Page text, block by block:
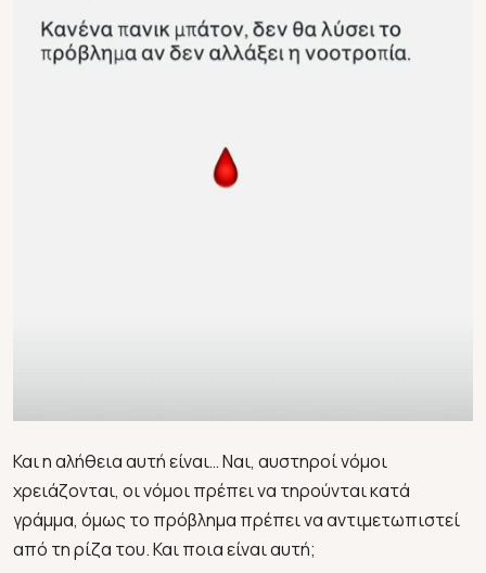
Και η αλήθεια αυτή είναι… Ναι, αυστηροί νόμοι
χρειάζονται, οι νόμοι πρέπει να τηρούνται κατά
γράμμα, όμως το πρόβλημα πρέπει να αντιμετωπιστεί
από τη ρίζα του. Και ποια είναι αυτή;